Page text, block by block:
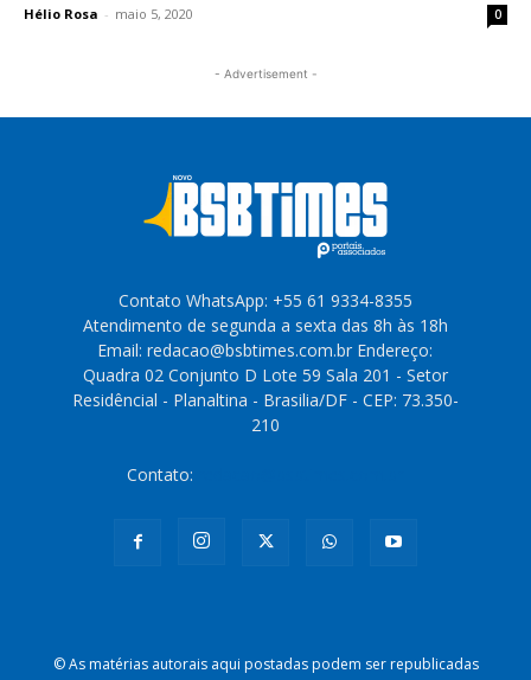
Hélio Rosa - maio 5, 2020 0
- Advertisement -
Contato WhatsApp: +55 61 9334-8355
Atendimento de segunda a sexta das 8h às 18h
Email: redacao@bsbtimes.com.br Endereço:
Quadra 02 Conjunto D Lote 59 Sala 201 - Setor
Residêncial - Planaltina - Brasilia/DF - CEP: 73.350-
210
Contato:
© As matérias autorais aqui postadas podem ser republicadas